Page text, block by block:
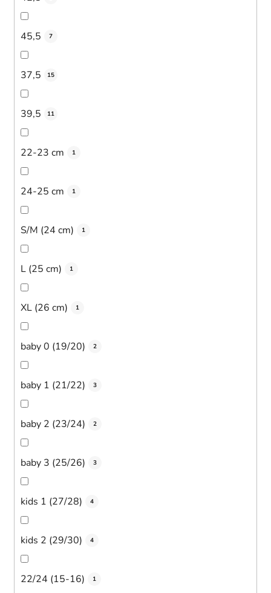
45,5 7
37,5 15
39,5 11
22-23 cm 1
24-25 cm 1
S/M (24 cm) 1
L (25 cm) 1
XL (26 cm) 1
baby 0 (19/20) 2
baby 1 (21/22) 3
baby 2 (23/24) 2
baby 3 (25/26) 3
kids 1 (27/28) 4
kids 2 (29/30) 4
22/24 (15-16) 1